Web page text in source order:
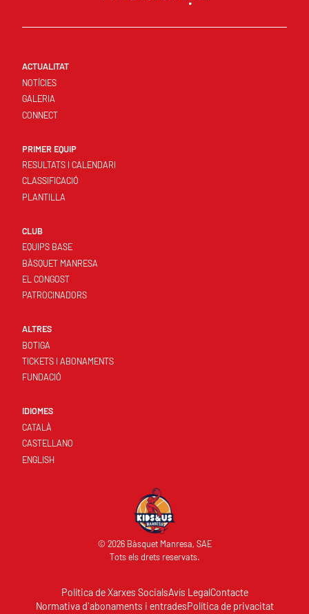
ACTUALITAT
NOTÍCIES
GALERIA
CONNECT
PRIMER EQUIP
RESULTATS I CALENDARI
CLASSIFICACIÓ
PLANTILLA
CLUB
EQUIPS BASE
BÀSQUET MANRESA
EL CONGOST
PATROCINADORS
ALTRES
BOTIGA
TICKETS I ABONAMENTS
FUNDACIÓ
IDIOMES
CATALÀ
CASTELLANO
ENGLISH
© 2026 Bàsquet Manresa, SAE
Tots els drets reservats.
Política de Xarxes SocialsAvís LegalContacte
Normativa d'abonaments i entradesPolítica de privacitat